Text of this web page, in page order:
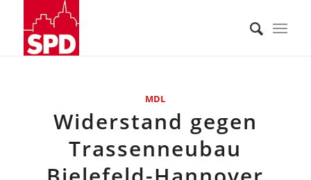
MDL
Widerstand gegen
Trassenneubau